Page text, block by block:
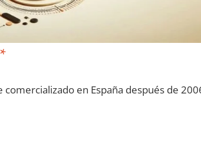
en España después dе